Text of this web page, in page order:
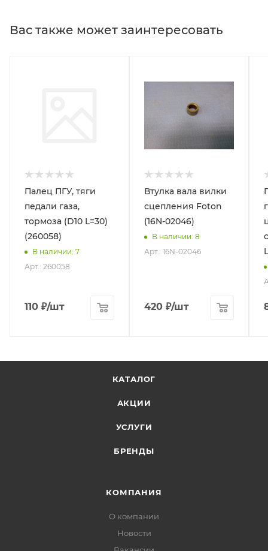
Вас также может заинтересовать
Палец ПГУ, тяги
педали газа,
тормоза (D10 L=30)
(260058)
В наличии: 7
Арт.: 260058
110 ₽/шт
Втулка вала вилки
сцепления Foton
(16N-02046)
В наличии: 8
Арт.: 16N-02046
420 ₽/шт
КАТАЛОГ
АКЦИИ
УСЛУГИ
БРЕНДЫ
КОМПАНИЯ
О компании
Новости